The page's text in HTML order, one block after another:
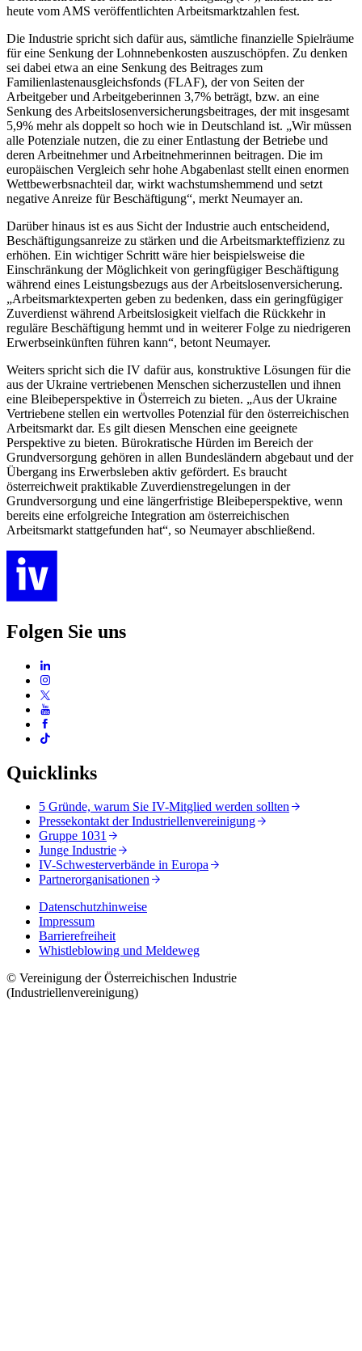
heute vom AMS veröffentlichten Arbeitsmarktzahlen fest.
Die Industrie spricht sich dafür aus, sämtliche finanzielle Spielräume
für eine Senkung der Lohnnebenkosten auszuschöpfen. Zu denken
sei dabei etwa an eine Senkung des Beitrages zum
Familienlastenausgleichsfonds (FLAF), der von Seiten der
Arbeitgeber und Arbeitgeberinnen 3,7% beträgt, bzw. an eine
Senkung des Arbeitslosenversicherungsbeitrages, der mit insgesamt
5,9% mehr als doppelt so hoch wie in Deutschland ist. „Wir müssen
alle Potenziale nutzen, die zu einer Entlastung der Betriebe und
deren Arbeitnehmer und Arbeitnehmerinnen beitragen. Die im
europäischen Vergleich sehr hohe Abgabenlast stellt einen enormen
Wettbewerbsnachteil dar, wirkt wachstumshemmend und setzt
negative Anreize für Beschäftigung“, merkt Neumayer an.
Darüber hinaus ist es aus Sicht der Industrie auch entscheidend,
Beschäftigungsanreize zu stärken und die Arbeitsmarkteffizienz zu
erhöhen. Ein wichtiger Schritt wäre hier beispielsweise die
Einschränkung der Möglichkeit von geringfügiger Beschäftigung
während eines Leistungsbezugs aus der Arbeitslosenversicherung.
„Arbeitsmarktexperten geben zu bedenken, dass ein geringfügiger
Zuverdienst während Arbeitslosigkeit vielfach die Rückkehr in
reguläre Beschäftigung hemmt und in weiterer Folge zu niedrigeren
Erwerbseinkünften führen kann“, betont Neumayer.
Weiters spricht sich die IV dafür aus, konstruktive Lösungen für die
aus der Ukraine vertriebenen Menschen sicherzustellen und ihnen
eine Bleibeperspektive in Österreich zu bieten. „Aus der Ukraine
Vertriebene stellen ein wertvolles Potenzial für den österreichischen
Arbeitsmarkt dar. Es gilt diesen Menschen eine geeignete
Perspektive zu bieten. Bürokratische Hürden im Bereich der
Grundversorgung gehören in allen Bundesländern abgebaut und der
Übergang ins Erwerbsleben aktiv gefördert. Es braucht
österreichweit praktikable Zuverdienstregelungen in der
Grundversorgung und eine längerfristige Bleibeperspektive, wenn
bereits eine erfolgreiche Integration am österreichischen
Arbeitsmarkt stattgefunden hat“, so Neumayer abschließend.
Folgen Sie uns
Quicklinks
5 Gründe, warum Sie IV-Mitglied werden sollten
Pressekontakt der Industriellenvereinigung
Gruppe 1031
Junge Industrie
IV-Schwesterverbände in Europa
Partnerorganisationen
Datenschutzhinweise
Impressum
Barrierefreiheit
Whistleblowing und Meldeweg
© Vereinigung der Österreichischen Industrie
(Industriellenvereinigung)